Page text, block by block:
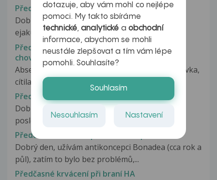
Předčasná/Rychlá ejakuace
Dobrý den... Mám problem s předčanou
ejakuací,masturbace mi vydrží tak cca...
Předčasné dospívání a jeho vliv na následné
chování
Absence puberty - Když jsem byla dítě a poté dívka,
cítila jsem se hodně moc...
Předčasné krvácení po vysazení HA
Dobrý den, brala jsem od 19ti let do 27ti let HA,
poslední roky Yadine, nyní...
Předčasné krvácení při antikoncepci
Dobrý den, užívám antikoncepci Bonadea (cca rok a
půl), zatím to bylo bez problémů,...
Předčasné krvácení při braní HA
dotazuje, aby vám mohl co nejlépe
pomoci. My takto sbíráme
technické,analytické a obchodní
informace, abychom se mohli
neustále zlepšovat a tím vám lépe
pomohli. Souhlasíte?
Souhlasím
Nesouhlasím Nastavení